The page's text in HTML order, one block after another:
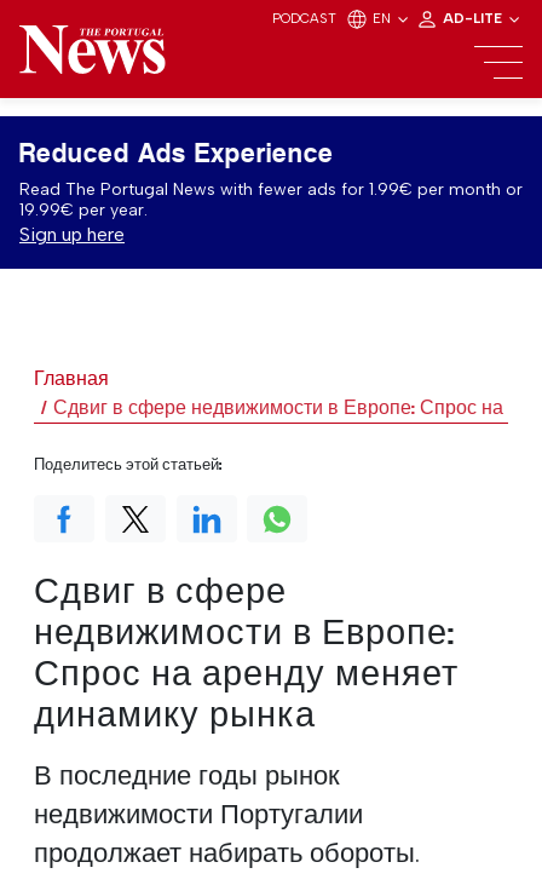
PODCAST EN AD-LITE
Reduced Ads Experience
Read The Portugal News with fewer ads for 1.99€ per month or
19.99€ per year.
Sign up here
Главная
Сдвиг в сфере недвижимости в Европе: Спрос на
Сдвиг в сфере
недвижимости в Европе:
Спрос на аренду меняет
динамику рынка
В последние годы рынок
недвижимости Португалии
продолжает набирать обороты.
Поделитесь этой статьей: